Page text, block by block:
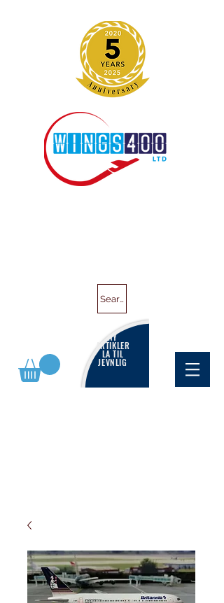
Search
NY
ARTIKLER
LA TIL
JEVNLIG